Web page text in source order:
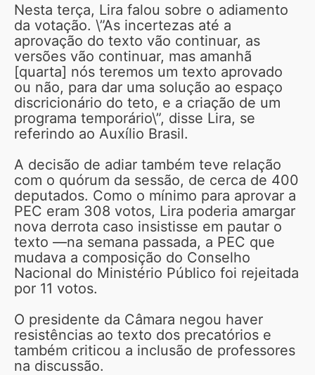
Nesta terça, Lira falou sobre o adiamento
da votação. \”As incertezas até a
aprovação do texto vão continuar, as
versões vão continuar, mas amanhã
[quarta] nós teremos um texto aprovado
ou não, para dar uma solução ao espaço
discricionário do teto, e a criação de um
programa temporário\”, disse Lira, se
referindo ao Auxílio Brasil.
A decisão de adiar também teve relação
com o quórum da sessão, de cerca de 400
deputados. Como o mínimo para aprovar a
PEC eram 308 votos, Lira poderia amargar
nova derrota caso insistisse em pautar o
texto —na semana passada, a PEC que
mudava a composição do Conselho
Nacional do Ministério Público foi rejeitada
por 11 votos.
O presidente da Câmara negou haver
resistências ao texto dos precatórios e
também criticou a inclusão de professores
na discussão.